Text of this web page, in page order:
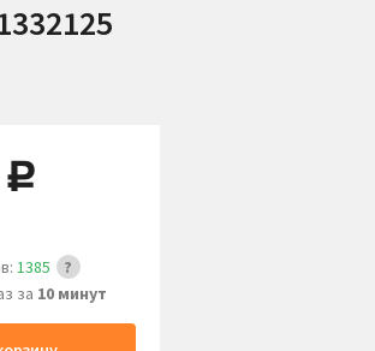
руб.
1385
за 10 минут